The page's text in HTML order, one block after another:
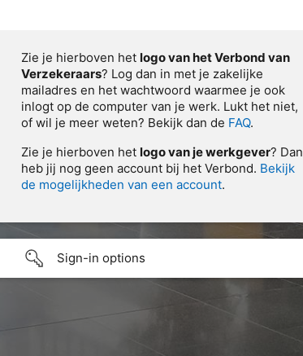
Zie je hierboven het logo van het Verbond van
Verzekeraars? Log dan in met je zakelijke
mailadres en het wachtwoord waarmee je ook
inlogt op de computer van je werk. Lukt het niet,
of wil je meer weten? Bekijk dan de FAQ.
Zie je hierboven het logo van je werkgever? Dan
heb jij nog geen account bij het Verbond. Bekijk
de mogelijkheden van een account.
Sign-in options